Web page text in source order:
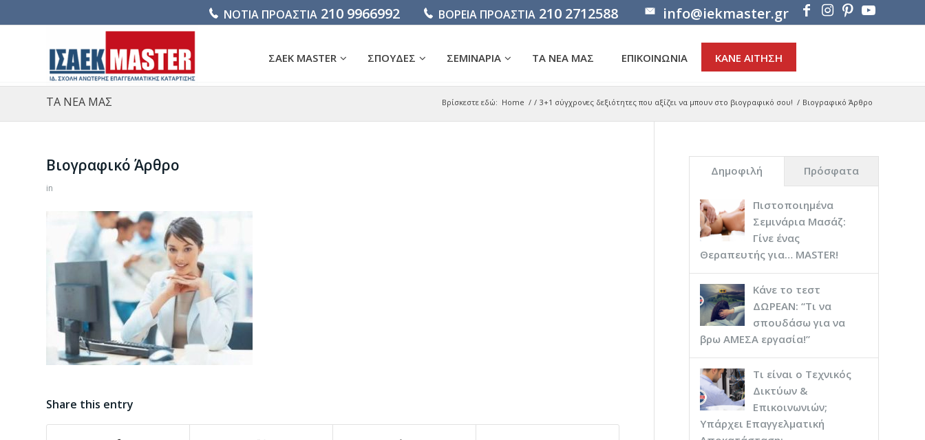
ΝΟΤΙΑ ΠΡΟΑΣΤΙΑ 210 9966992 ΒΟΡΕΙΑ ΠΡΟΑΣΤΙΑ 210 2712588 info@iekmaster.gr
ΣΑΕΚ MASTER ΣΠΟΥΔΕΣ ΣΕΜΙΝΑΡΙΑ ΤΑ ΝΕΑ ΜΑΣ ΕΠΙΚΟΙΝΩΝΙΑ ΚΑΝΕ ΑΙΤΗΣΗ
ΤΑ ΝΕΑ ΜΑΣ Βρίσκεστε εδώ: Home / / 3+1 σύγχρονες δεξιότητες που αξίζει να μπουν στο βιογραφικό σου! / Βιογραφικό Άρθρο
Βιογραφικό Άρθρο
in
Share this entry
Δημοφιλή Πρόσφατα
Πιστοποιημένα
Σεμινάρια Μασάζ:
Γίνε ένας
Θεραπευτής για… ΜASTER!
Κάνε το τεστ
ΔΩΡΕΑΝ: “Τι να
σπουδάσω για να
βρω ΑΜΕΣΑ εργασία!”
Τι είναι ο Τεχνικός
Δικτύων &
Επικοινωνιών;
Υπάρχει Επαγγελματική